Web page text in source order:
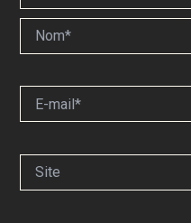
mail*